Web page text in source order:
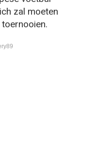
zal moeten